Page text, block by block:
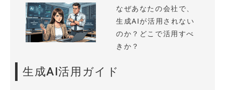
なぜあなたの会社で、
生成AIが活用されない
のか？どこで活用すべ
きか？
生成AI活用ガイド